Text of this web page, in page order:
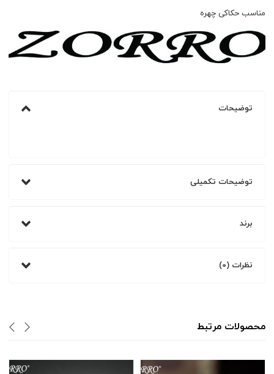
مناسب حکاکی چهره
توضیحات
توضیحات تکمیلی
برند
نظرات (0)
محصولات مرتبط